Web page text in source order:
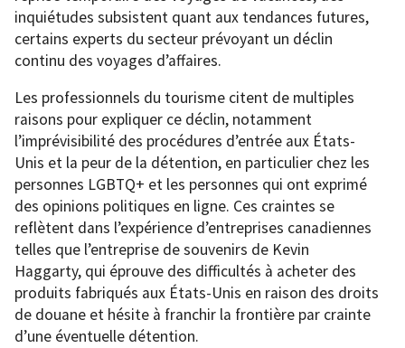
inquiétudes subsistent quant aux tendances futures,
certains experts du secteur prévoyant un déclin
continu des voyages d’affaires.
Les professionnels du tourisme citent de multiples
raisons pour expliquer ce déclin, notamment
l’imprévisibilité des procédures d’entrée aux États-
Unis et la peur de la détention, en particulier chez les
personnes LGBTQ+ et les personnes qui ont exprimé
des opinions politiques en ligne. Ces craintes se
reflètent dans l’expérience d’entreprises canadiennes
telles que l’entreprise de souvenirs de Kevin
Haggarty, qui éprouve des difficultés à acheter des
produits fabriqués aux États-Unis en raison des droits
de douane et hésite à franchir la frontière par crainte
d’une éventuelle détention.